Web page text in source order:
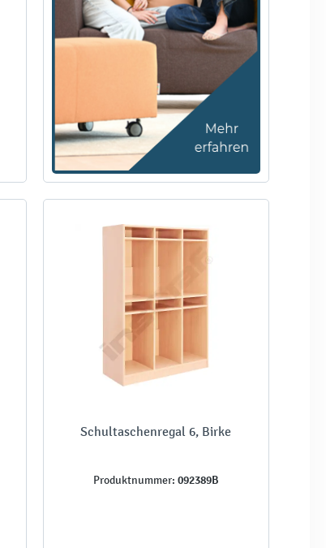
Schultaschenregal 6, Birke
Produktnummer: 092389B